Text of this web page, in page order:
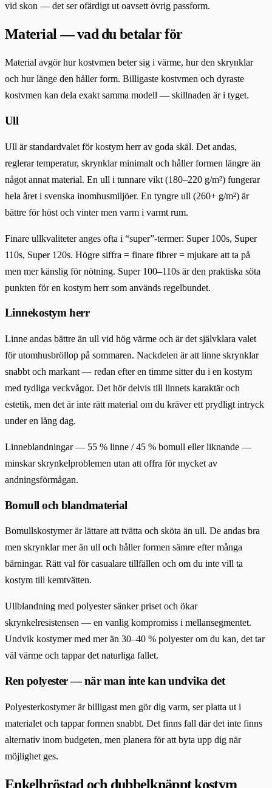
vid skon — det ser ofärdigt ut oavsett övrig passform.
Material — vad du betalar för
Material avgör hur kostvmen beter sig i värme, hur den skrynklar
och hur länge den håller form. Billigaste kostvmen och dyraste
kostvmen kan dela exakt samma modell — skillnaden är i tyget.
Ull
Ull är standardvalet för kostym herr av goda skäl. Det andas,
reglerar temperatur, skrynklar minimalt och håller formen längre än
något annat material. En ull i tunnare vikt (180–220 g/m²) fungerar
hela året i svenska inomhusmiljöer. En tyngre ull (260+ g/m²) är
bättre för höst och vinter men varm i varmt rum.
Finare ullkvaliteter anges ofta i “super”-termer: Super 100s, Super
110s, Super 120s. Högre siffra = finare fibrer = mjukare att ta på
men mer känslig för nötning. Super 100–110s är den praktiska söta
punkten för en kostym herr som används regelbundet.
Linnekostym herr
Linne andas bättre än ull vid hög värme och är det självklara valet
för utomhusbröllop på sommaren. Nackdelen är att linne skrynklar
snabbt och markant — redan efter en timme sitter du i en kostym
med tydliga veckvågor. Det hör delvis till linnets karaktär och
estetik, men det är inte rätt material om du kräver ett prydligt intryck
under en lång dag.
Linneblandningar — 55 % linne / 45 % bomull eller liknande —
minskar skrynkelproblemen utan att offra för mycket av
andningsförmågan.
Bomull och blandmaterial
Bomullskostymer är lättare att tvätta och sköta än ull. De andas bra
men skrynklar mer än ull och håller formen sämre efter många
bärningar. Rätt val för casualare tillfällen och om du inte vill ta
kostym till kemtvätten.
Ullblandning med polyester sänker priset och ökar
skrynkelresistensen — en vanlig kompromiss i mellansegmentet.
Undvik kostymer med mer än 30–40 % polyester om du kan, det tar
väl värme och tappar det naturliga fallet.
Ren polyester — när man inte kan undvika det
Polyesterkostymer är billigast men gör dig varm, ser platta ut i
materialet och tappar formen snabbt. Det finns fall där det inte finns
alternativ inom budgeten, men planera för att byta upp dig när
möjlighet ges.
Enkelbröstad och dubbelknäppt kostym